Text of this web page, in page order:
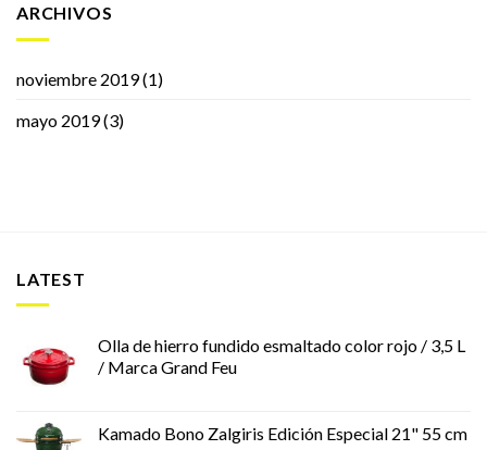
ARCHIVOS
noviembre 2019(1)
mayo 2019(3)
LATEST
Olla de hierro fundido esmaltado color rojo / 3,5 L
/ Marca Grand Feu
Kamado Bono Zalgiris Edición Especial 21" 55 cm